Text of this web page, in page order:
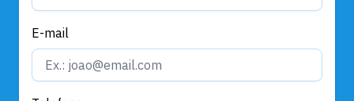
E-mail